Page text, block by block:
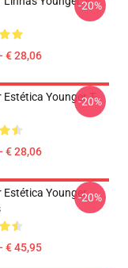
€ 28,06
-20%
Estética Younger T-
€ 28,06
-20%
Estética Younger
€ 45,95
-20%